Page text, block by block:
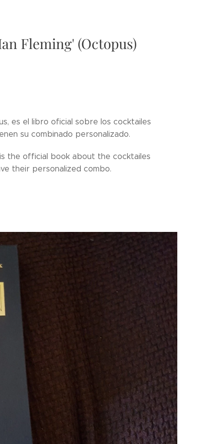
Fleming' (Octopus)
es el libro oficial sobre los cocktailes
su combinado personalizado.
the official book about the cocktailes
their personalized combo.